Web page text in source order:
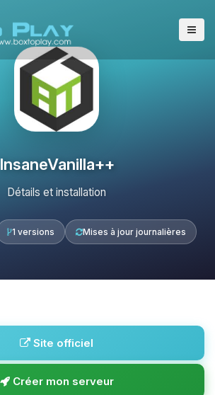
InsaneVanilla++
Détails et installation
1 versions Mises à jour journalières
Site officiel
Créer mon serveur